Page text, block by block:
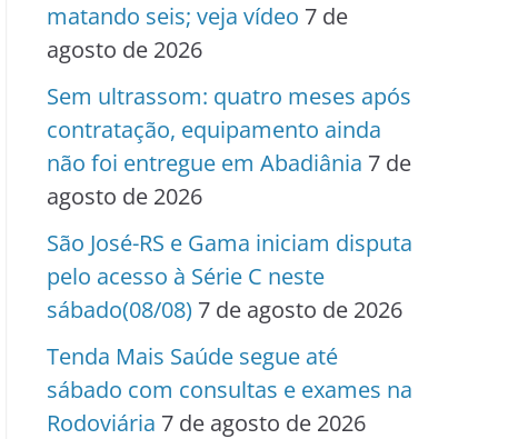
matando seis; veja vídeo 7 de
agosto de 2026
Sem ultrassom: quatro meses após
contratação, equipamento ainda
não foi entregue em Abadiânia 7 de
agosto de 2026
São José-RS e Gama iniciam disputa
pelo acesso à Série C neste
sábado(08/08) 7 de agosto de 2026
Tenda Mais Saúde segue até
sábado com consultas e exames na
Rodoviária 7 de agosto de 2026